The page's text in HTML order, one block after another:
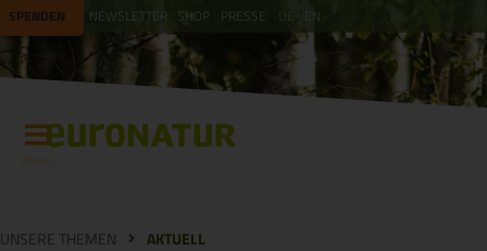
SPENDEN NEWSLETTER SHOP PRESSE EN
UNSERE THEMEN AKTUELL